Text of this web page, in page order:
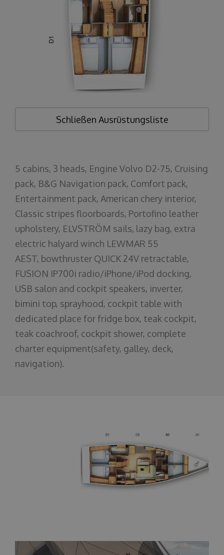
Schließen Ausrüstungsliste
5 cabins, 3 heads, Engine Volvo D2-75, Cruising
pack, B&G Navigation pack, Comfort pack,
Entertainment pack, American chery interior,
Classic stripes floorboards, Portofino leather
upholstery, ELVSTRÖM sails, lazy bag, extra
electric halyard winch LEWMAR 55
AEST, bowthruster QUICK 24V retractable,
FUSION IP700i radio/iPhone/iPod docking,
USB salon and cockpit speakers, inverter,
bimini top, sprayhood, cockpit table with
dedicated place for fridge box, teak cockpit,
teak coachroof, cockpit shower, complete
charter equipment(safety, galley, deck,
navigation).